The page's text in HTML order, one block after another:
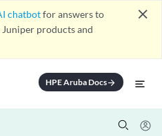
chatbotfor answers to
products and
close
HPE Aruba Docsarrow_forward